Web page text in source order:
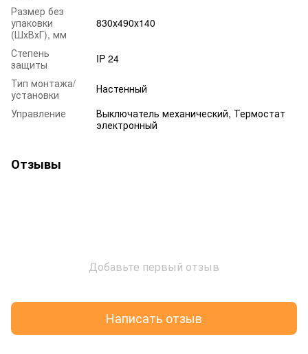
Размер без
упаковки
(ШхВхГ), мм
830х490х140
Степень
защиты
IP 24
Тип монтажа/
установки
Настенный
Управление
Выключатель механический, Термостат
электронный
Отзывы
Добавьте первый отзыв
Написать отзыв